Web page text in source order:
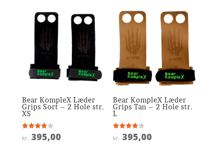
Bear KompleX Læder
Grips Sort – 2 Hole str.
XS
Vurderet
3.9
kr. 395,00
Bear KompleX Læder
Grips Tan – 2 Hole str.
L
Vurderet
4.1
kr. 395,00